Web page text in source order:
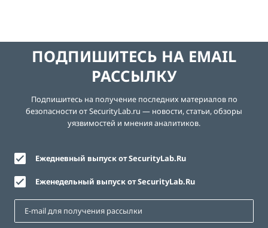
ПОДПИШИТЕСЬ НА EMAIL
РАССЫЛКУ
Подпишитесь на получение последних материалов по
безопасности от SecurityLab.ru — новости, статьи, обзоры
уязвимостей и мнения аналитиков.
Ежедневный выпуск от SecurityLab.Ru
Еженедельный выпуск от SecurityLab.Ru